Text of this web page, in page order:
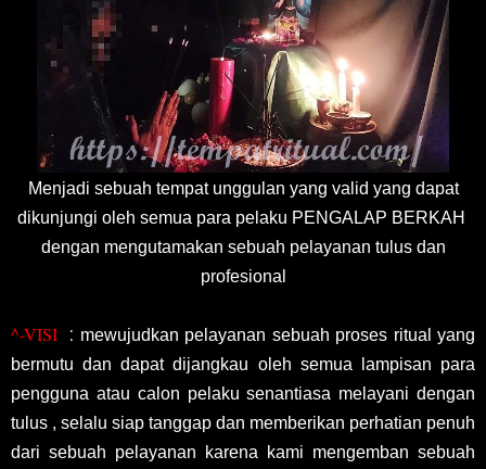
Menjadi sebuah tempat unggulan yang valid yang dapat
dikunjungi oleh semua para pelaku PENGALAP BERKAH
dengan mengutamakan sebuah pelayanan tulus dan
profesional
^-VISI : mewujudkan pelayanan sebuah proses ritual yang
bermutu dan dapat dijangkau oleh semua lampisan para
pengguna atau calon pelaku senantiasa melayani dengan
tulus , selalu siap tanggap dan memberikan perhatian penuh
dari sebuah pelayanan karena kami mengemban sebuah